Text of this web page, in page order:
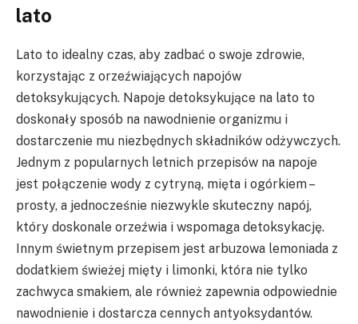
lato
Lato to idealny czas, aby zadbać o swoje zdrowie,
korzystając z orzeźwiających napojów
detoksykujących. Napoje detoksykujące na lato to
doskonały sposób na nawodnienie organizmu i
dostarczenie mu niezbędnych składników odżywczych.
Jednym z popularnych letnich przepisów na napoje
jest połączenie wody z cytryną, mięta i ogórkiem –
prosty, a jednocześnie niezwykle skuteczny napój,
który doskonale orzeźwia i wspomaga detoksykację.
Innym świetnym przepisem jest arbuzowa lemoniada z
dodatkiem świeżej mięty i limonki, która nie tylko
zachwyca smakiem, ale również zapewnia odpowiednie
nawodnienie i dostarcza cennych antyoksydantów.